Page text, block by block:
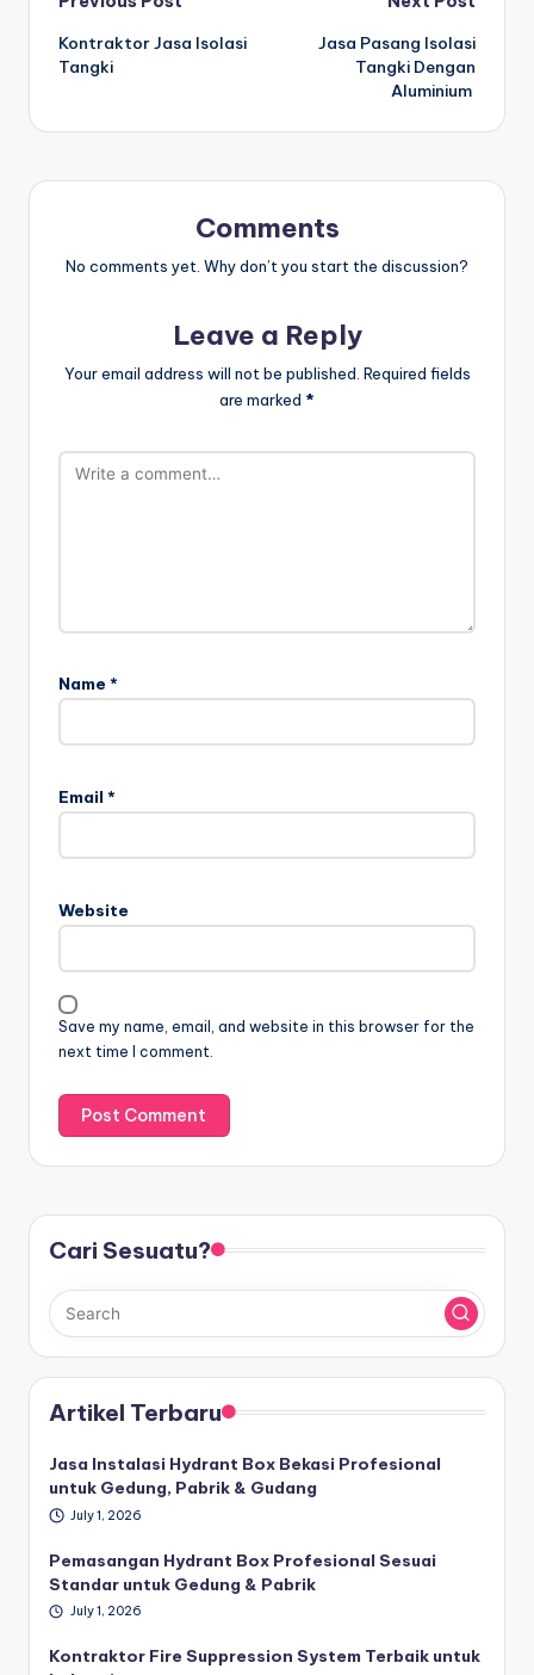
Post
navigation
Kontraktor Jasa Isolasi
Tangki
Jasa Pasang Isolasi
Tangki Dengan
Aluminium
Comments
No comments yet. Why don’t you start the discussion?
Leave a Reply
Your email address will not be published. Required fields
are marked *
Name *
Email *
Website
Save my name, email, and website in this browser for the
next time I comment.
Cari Sesuatu?
Artikel Terbaru
Jasa Instalasi Hydrant Box Bekasi Profesional
untuk Gedung, Pabrik & Gudang
July 1, 2026
Pemasangan Hydrant Box Profesional Sesuai
Standar untuk Gedung & Pabrik
July 1, 2026
Kontraktor Fire Suppression System Terbaik untuk